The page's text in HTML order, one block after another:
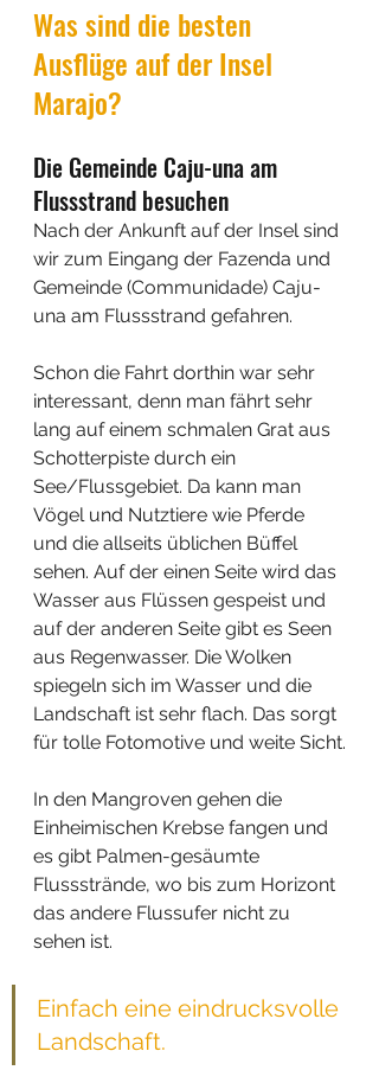
Was sind die besten
Ausflüge auf der Insel
Marajo?
Die Gemeinde Caju-una am
Flussstrand besuchen
Nach der Ankunft auf der Insel sind
wir zum Eingang der Fazenda und
Gemeinde (Communidade) Caju-
una am Flussstrand gefahren.
Schon die Fahrt dorthin war sehr
interessant, denn man fährt sehr
lang auf einem schmalen Grat aus
Schotterpiste durch ein
See/Flussgebiet. Da kann man
Vögel und Nutztiere wie Pferde
und die allseits üblichen Büffel
sehen. Auf der einen Seite wird das
Wasser aus Flüssen gespeist und
auf der anderen Seite gibt es Seen
aus Regenwasser. Die Wolken
spiegeln sich im Wasser und die
Landschaft ist sehr flach. Das sorgt
für tolle Fotomotive und weite Sicht.
In den Mangroven gehen die
Einheimischen Krebse fangen und
es gibt Palmen-gesäumte
Flussstrände, wo bis zum Horizont
das andere Flussufer nicht zu
sehen ist.
Einfach eine eindrucksvolle
Landschaft.